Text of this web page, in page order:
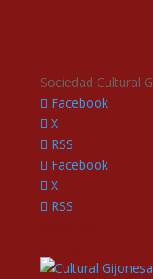
Sociedad Cultural
Facebook
X
RSS
Facebook
X
RSS